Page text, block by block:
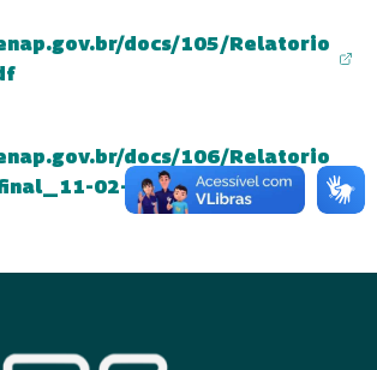
docs/105/Relatorio
aba)
docs/106/Relatorio
02-2022.pdf
aba)